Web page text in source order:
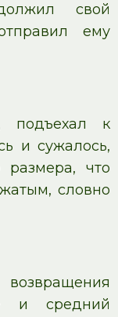
свой
ему
подъехал к
и сужалось,
размера, что
словно
и средний